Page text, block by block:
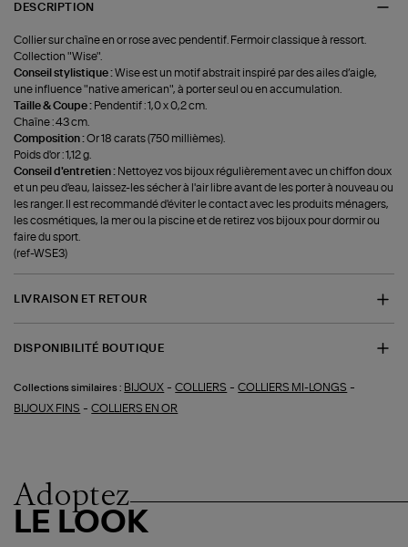
DESCRIPTION
Collier sur chaîne en or rose avec pendentif. Fermoir classique à ressort.
Collection "Wise".
Conseil stylistique :Wise est un motif abstrait inspiré par des ailes d’aigle,
une influence "native american", à porter seul ou en accumulation.
Taille & Coupe : Pendentif : 1,0 x 0,2 cm.
Chaîne : 43 cm.
Composition :Or 18 carats (750 millièmes).
Poids d'or : 1,12 g.
Conseil d'entretien : Nettoyez vos bijoux régulièrement avec un chiffon doux
et un peu d'eau, laissez-les sécher à l'air libre avant de les porter à nouveau ou
les ranger. Il est recommandé d'éviter le contact avec les produits ménagers,
les cosmétiques, la mer ou la piscine et de retirez vos bijoux pour dormir ou
faire du sport.
(ref-WSE3)
LIVRAISON ET RETOUR
DISPONIBILITÉ BOUTIQUE
Collections similaires : BIJOUX -COLLIERS -COLLIERS MI-LONGS -
BIJOUX FINS -COLLIERS EN OR
Adoptez
LE LOOK